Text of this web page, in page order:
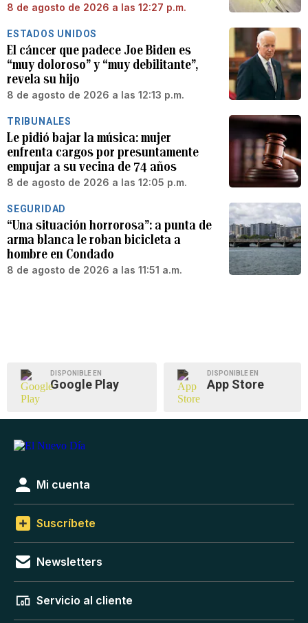
8 de agosto de 2026 a las 12:27 p.m.
ESTADOS UNIDOS
El cáncer que padece Joe Biden es
“muy doloroso” y “muy debilitante”,
revela su hijo
8 de agosto de 2026 a las 12:13 p.m.
TRIBUNALES
Le pidió bajar la música: mujer
enfrenta cargos por presuntamente
empujar a su vecina de 74 años
8 de agosto de 2026 a las 12:05 p.m.
SEGURIDAD
“Una situación horrorosa”: a punta de
arma blanca le roban bicicleta a
hombre en Condado
8 de agosto de 2026 a las 11:51 a.m.
DISPONIBLE EN
Google Play
DISPONIBLE EN
App Store
Mi cuenta
Suscríbete
Newsletters
Servicio al cliente